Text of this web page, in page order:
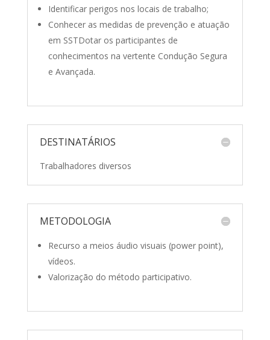
Identificar perigos nos locais de trabalho;
Conhecer as medidas de prevenção e atuação
em SSTDotar os participantes de
conhecimentos na vertente Condução Segura
e Avançada.
DESTINATÁRIOS
Trabalhadores diversos
METODOLOGIA
Recurso a meios áudio visuais (power point),
vídeos.
Valorização do método participativo.